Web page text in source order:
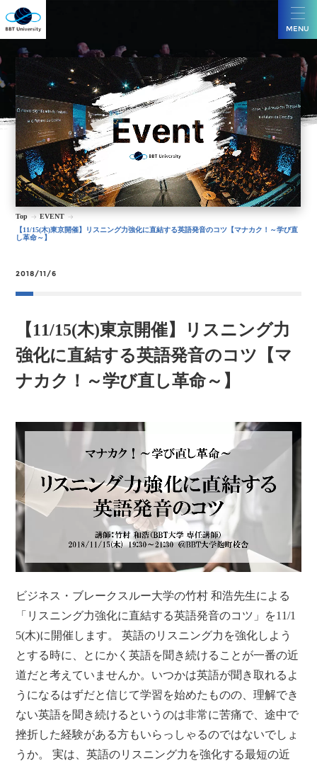
MENU
Top
EVENT
【11/15(木)東京開催】リスニング力強化に直結する英語発音のコツ【マナカク！～学び直
し革命～】
2018/11/6
【11/15(木)東京開催】リスニング力
強化に直結する英語発音のコツ【マ
ナカク！～学び直し革命～】
ビジネス・ブレークスルー大学の竹村 和浩先生による
「リスニング力強化に直結する英語発音のコツ」を11/1
5(木)に開催します。 英語のリスニング力を強化しよう
とする時に、とにかく英語を聞き続けることが一番の近
道だと考えていませんか。いつかは英語が聞き取れるよ
うになるはずだと信じて学習を始めたものの、理解でき
ない英語を聞き続けるというのは非常に苦痛で、途中で
挫折した経験がある方もいらっしゃるのではないでしょ
うか。 実は、英語のリスニング力を強化する最短の近